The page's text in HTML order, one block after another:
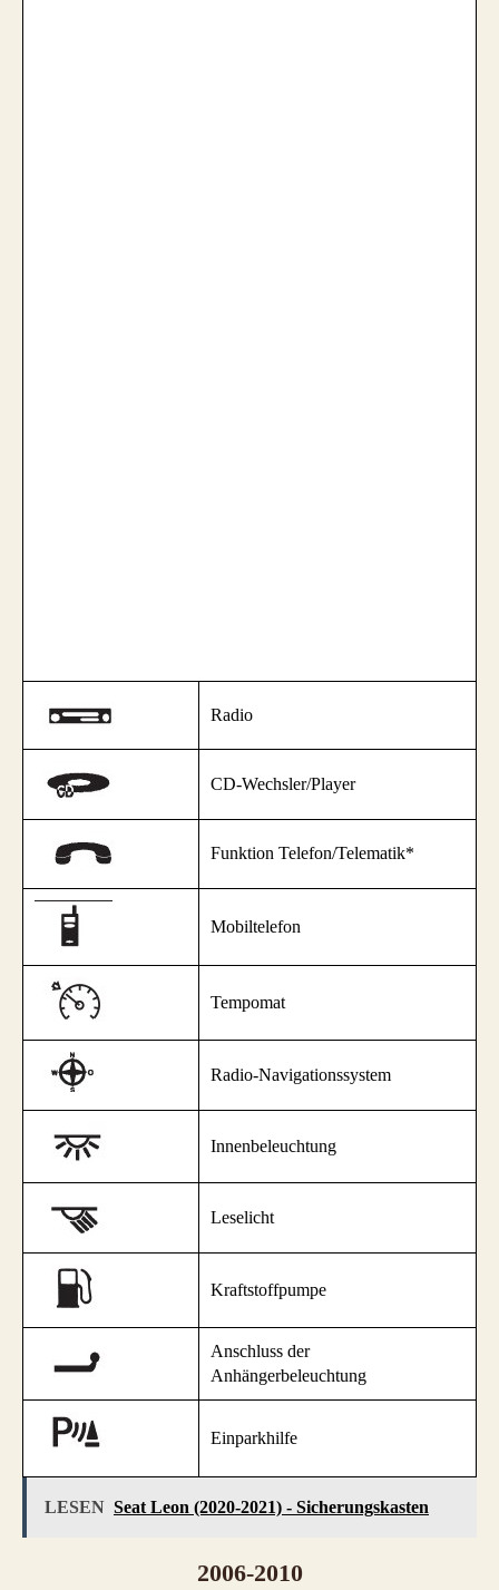
Radio
CD-Wechsler/Player
Funktion Telefon/Telematik*
Mobiltelefon
Tempomat
Radio-Navigationssystem
Innenbeleuchtung
Leselicht
Kraftstoffpumpe
Anschluss der
Anhängerbeleuchtung
Einparkhilfe
LESEN Seat Leon (2020-2021) - Sicherungskasten
2006-2010